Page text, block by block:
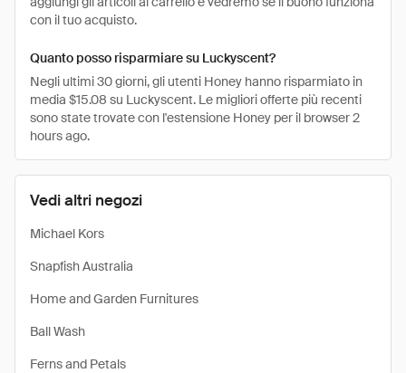
Vedi altri negozi
Michael Kors
Snapfish Australia
Home and Garden Furnitures
Ball Wash
Ferns and Petals
con il tuo acquisto.
Quanto posso risparmiare su Luckyscent?
Negli ultimi 30 giorni, gli utenti Honey hanno risparmiato in
media $15.08 su Luckyscent. Le migliori offerte più recenti
sono state trovate con l'estensione Honey per il browser 2
hours ago.